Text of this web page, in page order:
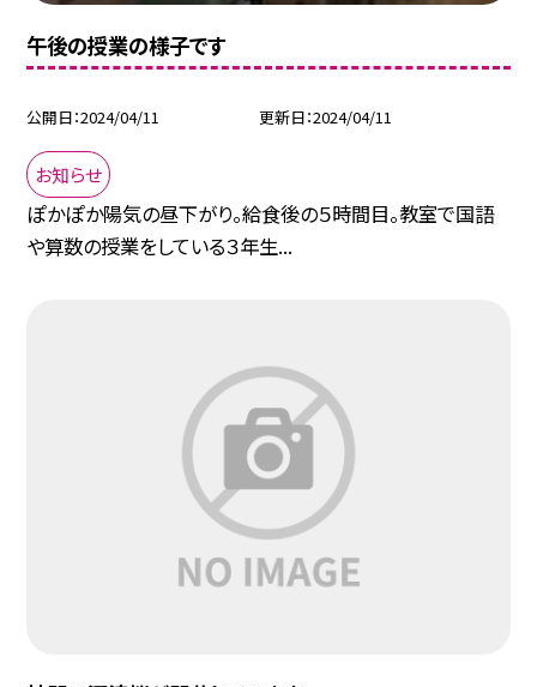
午後の授業の様子です
公開日 2024/04/11 更新日 2024/04/11
お知らせ
ぽかぽか陽気の昼下がり。給食後の５時間目。教室で国語
や算数の授業をしている３年生...